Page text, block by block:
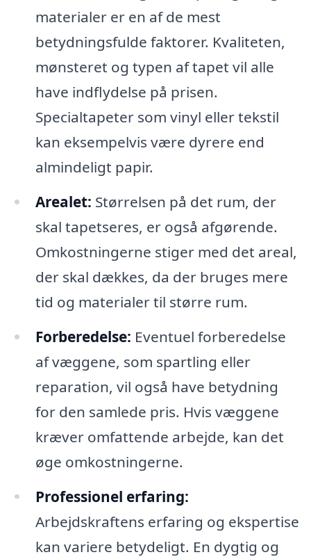
materialer er en af de mest
betydningsfulde faktorer. Kvaliteten,
mønsteret og typen af tapet vil alle
have indflydelse på prisen.
Specialtapeter som vinyl eller tekstil
kan eksempelvis være dyrere end
almindeligt papir.
Arealet: Størrelsen på det rum, der
skal tapetseres, er også afgørende.
Omkostningerne stiger med det areal,
der skal dækkes, da der bruges mere
tid og materialer til større rum.
Forberedelse: Eventuel forberedelse
af væggene, som spartling eller
reparation, vil også have betydning
for den samlede pris. Hvis væggene
kræver omfattende arbejde, kan det
øge omkostningerne.
Professionel erfaring:
Arbejdskraftens erfaring og ekspertise
kan variere betydeligt. En dygtig og